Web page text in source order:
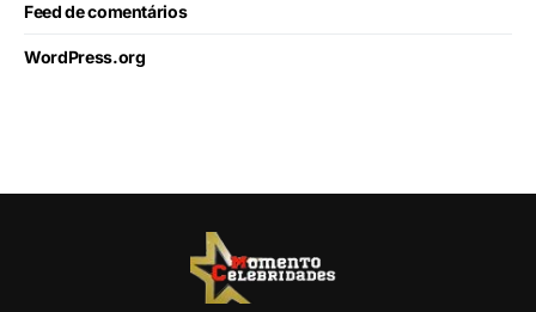
Feed de comentários
WordPress.org